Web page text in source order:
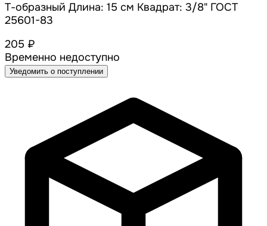
Т-образный Длина: 15 см Квадрат: 3/8" ГОСТ
25601-83
205 ₽
Временно недоступно
Уведомить о поступлении